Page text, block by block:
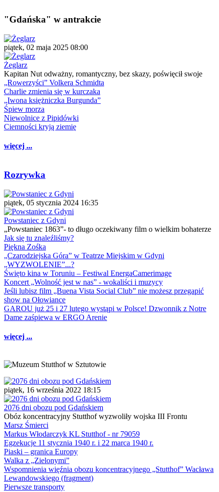
"Gdańska" w antrakcie
piątek, 02 maja 2025 08:00
Żeglarz
Kapitan Nut odważny, romantyczny, bez skazy, poświęcił swoje
„Rowerzyści” Volkera Schmidta
Charlie zmienia się w kurczaka
„Iwona księżniczka Burgunda”
Śpiew morza
Niewolnice z Pipidówki
Ciemności kryją ziemię
więcej ...
Rozrywka
piątek, 05 stycznia 2024 16:35
Powstaniec z Gdyni
„Powstaniec 1863”- to długo oczekiwany film o wielkim bohaterze
Jak się tu znaleźliśmy?
Piękna Zośka
„Czarodziejska Góra” w Teatrze Miejskim w Gdyni
„WYZWOLENIE”...?
Święto kina w Toruniu – Festiwal EnergaCamerimage
Koncert „Wolność jest w nas” - wokaliści i muzycy
Jeśli lubisz film „Buena Vista Social Club” nie możesz przegapić
show na Ołowiance
GAROU już 25 i 27 lutego wystąpi w Polsce! Dzwonnik z Notre
Dame zaśpiewa w ERGO Arenie
więcej ...
piątek, 16 września 2022 18:15
2076 dni obozu pod Gdańskiem
Obóz koncentracyjny Stutthof wyzwoliły wojska III Frontu
Marsz Śmierci
Markus Włodarczyk KL Stutthof - nr 79059
Egzekucje 11 stycznia 1940 r. i 22 marca 1940 r.
Piaski – granica Europy
Walka z „Zielonymi”
Wspomnienia więźnia obozu koncentracyjnego „Stutthof” Wacława
Lewandowskiego (fragment)
Pierwsze transporty